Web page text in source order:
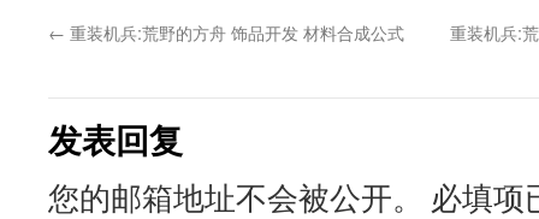
← 重装机兵:荒野的方舟 饰品开发 材料合成公式 重装机兵:
发表回复
您的邮箱地址不会被公开。 必填项